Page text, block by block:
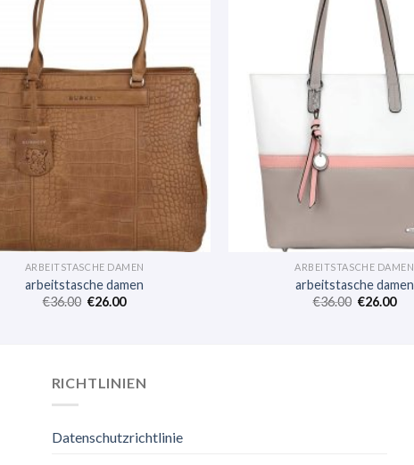
ARBEITSTASCHE DAMEN
arbeitstasche damen
€36.00 €26.00
ARBEITSTASCHE DAMEN
arbeitstasche damen
€36.00 €26.00
RICHTLINIEN
Datenschutzrichtlinie